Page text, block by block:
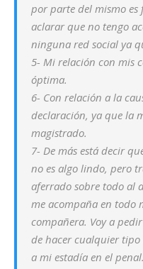
por parte del mismo es
aclarar que no tengo
ninguna red social ya
5- Mi relación con mis
óptima.
6- Con relación a la
declaración, ya que la
magistrado.
7- De más está decir
no es algo lindo, pero
aferrado sobre todo al
me acompaña en todo
compañera. Voy a
de hacer cualquier
a mi estadía en el penal.